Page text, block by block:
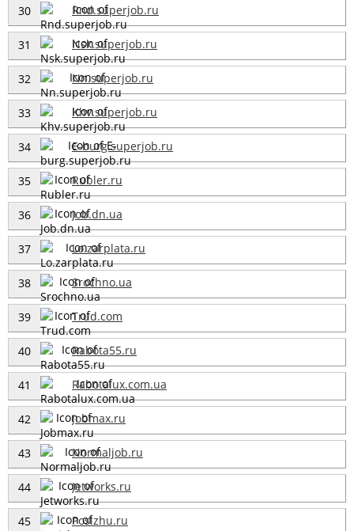
30 Rnd.superjob.ru
31 Nsk.superjob.ru
32 Nn.superjob.ru
33 Khv.superjob.ru
34 E-burg.superjob.ru
35 Rubler.ru
36 Job.dn.ua
37 Lo.zarplata.ru
38 Srochno.ua
39 Trud.com
40 Rabota55.ru
41 Rabotalux.com.ua
42 Jobmax.ru
43 Normaljob.ru
44 Jetworks.ru
45 Posizhu.ru